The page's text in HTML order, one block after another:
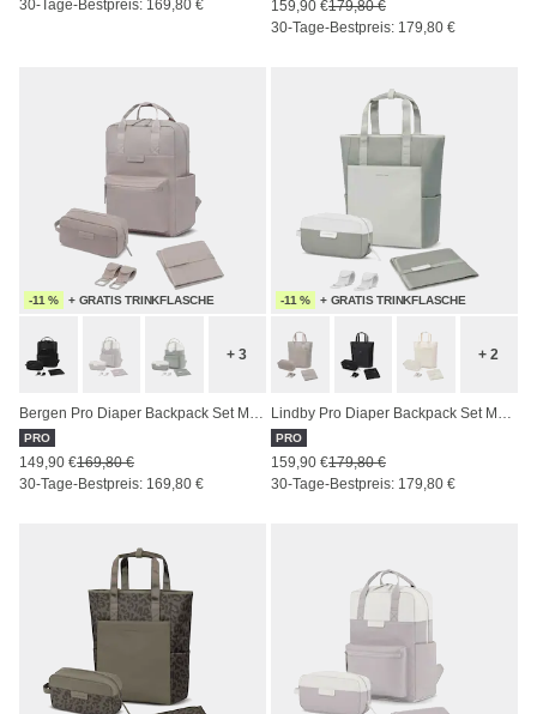
30-Tage-Bestpreis: 169,80 € 159,90 €179,80 €
30-Tage-Bestpreis: 179,80 €
-11 % + GRATIS TRINKFLASCHE
+ 3
Bergen Pro Diaper Backpack Set Muted Rose
PRO
149,90 €169,80 €
30-Tage-Bestpreis: 169,80 €
-11 % + GRATIS TRINKFLASCHE
+ 2
Lindby Pro Diaper Backpack Set Muted Sage
PRO
159,90 €179,80 €
30-Tage-Bestpreis: 179,80 €